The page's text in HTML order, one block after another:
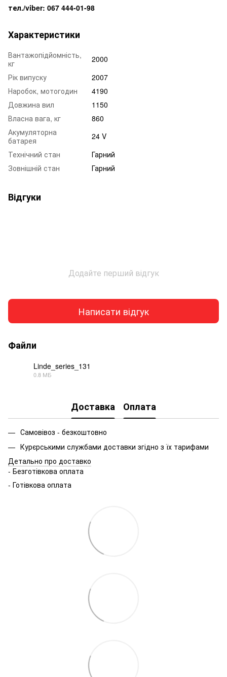
тел./viber: 067 444-01-98
Характеристики
Вантажопідйомність,
кг
2000
Рік випуску
2007
Наробок, мотогодин
4190
Довжина вил
1150
Власна вага, кг
860
Акумуляторна
батарея
24 V
Технічний стан
Гарний
Зовнішній стан
Гарний
Відгуки
Додайте перший відгук
Написати відгук
Файли
Linde_series_131
0.8 МБ
Доставка Оплата
Самовівоз - безкоштовно
Курєрськими службами доставки згідно з їх тарифами
Детально про доставко
- Безготівкова оплата
- Готівкова оплата